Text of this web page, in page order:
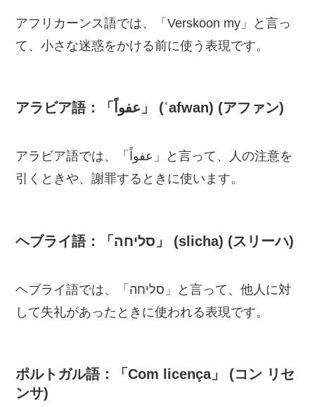
アフリカーンス語では、「Verskoon my」と言っ
て、小さな迷惑をかける前に使う表現です。
アラビア語：「عفواً」 (ʿafwan) (アファン)
アラビア語では、「عفواً」と言って、人の注意を
引くときや、謝罪するときに使います。
ヘブライ語：「סליחה」 (slicha) (スリーハ)
ヘブライ語では、「סליחה」と言って、他人に対
して失礼があったときに使われる表現です。
ポルトガル語：「Com licença」 (コン リセ
ンサ)